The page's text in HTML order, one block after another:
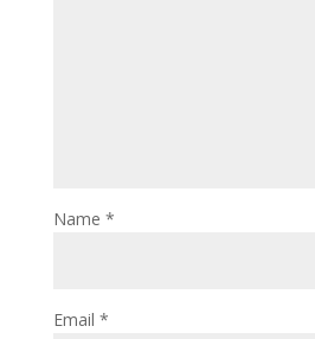
Name *
Email *